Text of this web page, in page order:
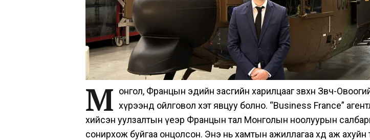
М онгол, Францын эдийн засгийн харилцааг зөвхөн Зөөвч-
хүрээнд ойлговол хэт явцуу болно. “Business France”
хийсэн уулзалтын үеэр Францын тал Монголын ноолуурын
сонирхож буйгаа онцолсон. Энэ нь хамтын ажиллагаа хөдөө аж ахуйн